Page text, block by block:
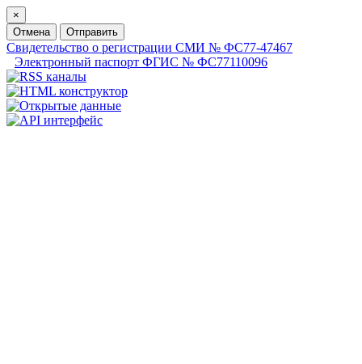
×
Отмена
Отправить
Свидетельство о регистрации СМИ № ФС77-47467
Электронный паспорт ФГИС № ФС77110096